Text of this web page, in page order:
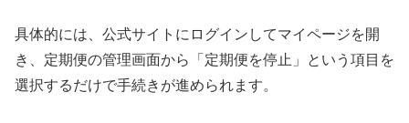
具体的には、公式サイトにログインしてマイページを開
き、定期便の管理画面から「定期便を停止」という項目を
選択するだけで手続きが進められます。